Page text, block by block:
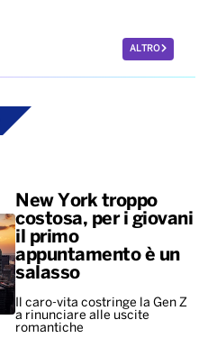
ALTRO
New York troppo
costosa, per i giovani
il primo
appuntamento è un
salasso
Il caro-vita costringe la Gen Z
a rinunciare alle uscite
romantiche